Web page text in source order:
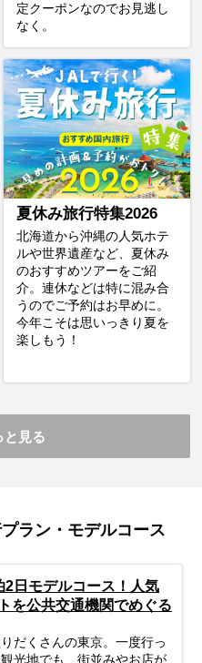
定クーポンなのでお見逃し
なく。
夏休み旅行特集2026
北海道から沖縄の人気ホテ
ルや世界遺産など、夏休み
のおすすめツアーをご紹
介。連休などは特に混み合
うのでご予約はお早めに。
今年こそは思いっきり夏を
楽しもう！
と見る
ラン・モデルコース
2日モデルコース！人気
を公共交通機関でめぐる
だくさんの東京。一度行っ
光地でも、街並みやお店が